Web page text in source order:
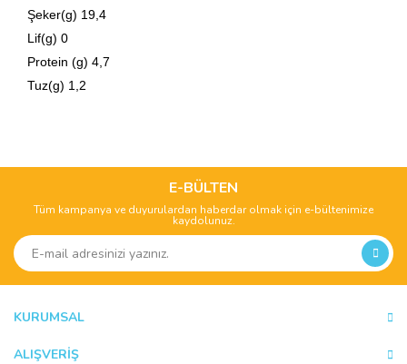
Şeker(g) 19,4
Lif(g) 0
Protein (g) 4,7
Tuz(g) 1,2
Yorum Yaz
kullanarak tarafımıza iletebilirsiniz.
Görüş ve önerileriniz için teşekkür ederiz.
Ürün açıklamasında eksik bilgiler bulunuyor.
Ürün bilgilerinde hatalar bulunuyor.
E-BÜLTEN
Tüm kampanya ve duyurulardan haberdar olmak için e-bültenimize
kaydolunuz.
KURUMSAL
ALIŞVERİŞ